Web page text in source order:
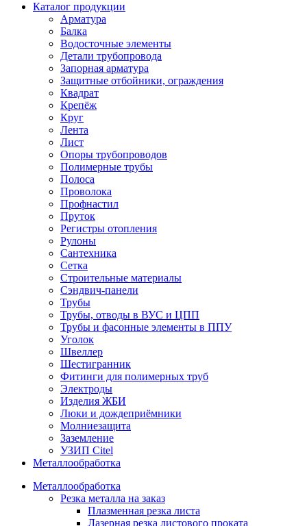
Каталог продукции
Арматура
Балка
Водосточные элементы
Детали трубопровода
Запорная арматура
Защитные отбойники, ограждения
Квадрат
Крепёж
Круг
Лента
Лист
Опоры трубопроводов
Полимерные трубы
Полоса
Проволока
Профнастил
Пруток
Регистры отопления
Рулоны
Сантехника
Сетка
Строительные материалы
Сэндвич-панели
Трубы
Трубы, отводы в ВУС и ЦПП
Трубы и фасонные элементы в ППУ
Уголок
Швеллер
Шестигранник
Фитинги для полимерных труб
Электроды
Изделия ЖБИ
Люки и дождеприёмники
Молниезащита
Заземление
УЗИП Citel
Металлообработка
Металлообработка
Резка металла на заказ
Плазменная резка листа
Лазерная резка листового проката